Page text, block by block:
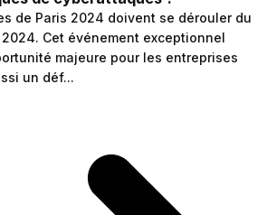
de Paris 2024 doivent se dérouler du
Cet événement exceptionnel
majeure pour les entreprises
un déf...